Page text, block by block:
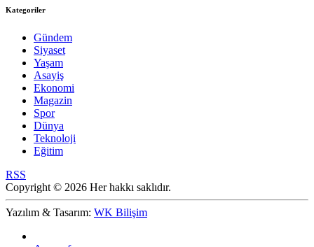
Kategoriler
Gündem
Siyaset
Yaşam
Asayiş
Ekonomi
Magazin
Spor
Dünya
Teknoloji
Eğitim
RSS
Copyright © 2026 Her hakkı saklıdır.
Yazılım & Tasarım: WK Bilişim